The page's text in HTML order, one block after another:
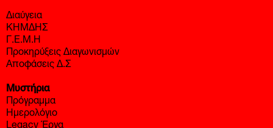
Διαύγεια
ΚΗΜΔΗΣ
Γ.Ε.Μ.Η
Προκηρύξεις Διαγωνισμών
Αποφάσεις Δ.Σ
Μυστήρια
Πρόγραμμα
Ημερολόγιο